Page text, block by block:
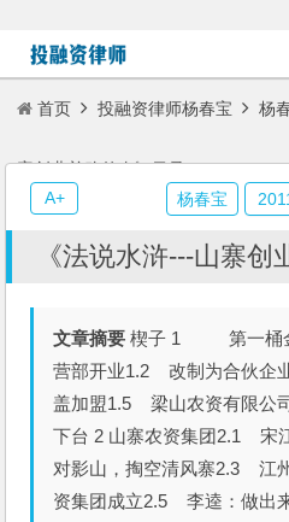
首页 投融资律师杨春宝 杨
寨创业并购传奇》目录
《法说水浒---山寨创
文章摘要 楔子 1 第一桶
营部开业1.2 改制为合伙
盖加盟1.5 梁山农资有限公
下台 2 山寨农资集团2.1 宋
对影山，掏空清风寨2.3 江
资集团成立2.5 李逵：做出
杨春宝
A+